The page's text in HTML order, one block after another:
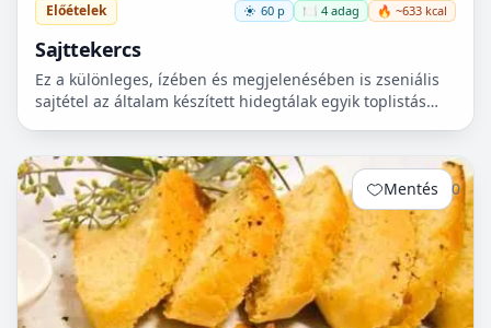
Előételek 60 p 🍽️ 4 adag 🔥 ~633 kcal
Sajttekercs
Ez a különleges, ízében és megjelenésében is zseniális
sajtétel az általam készített hidegtálak egyik toplistás
Mentés 0